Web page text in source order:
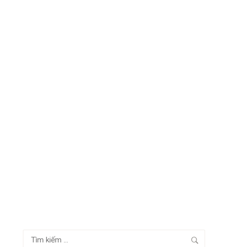
Tìm